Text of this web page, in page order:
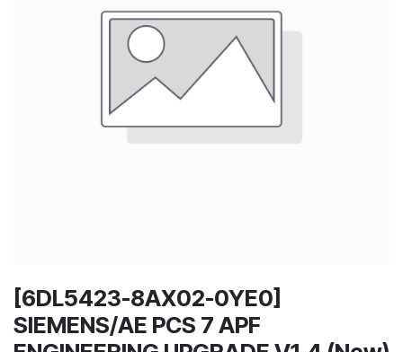
[6DL5423-8AX02-0YE0]
SIEMENS/AE PCS 7 APF